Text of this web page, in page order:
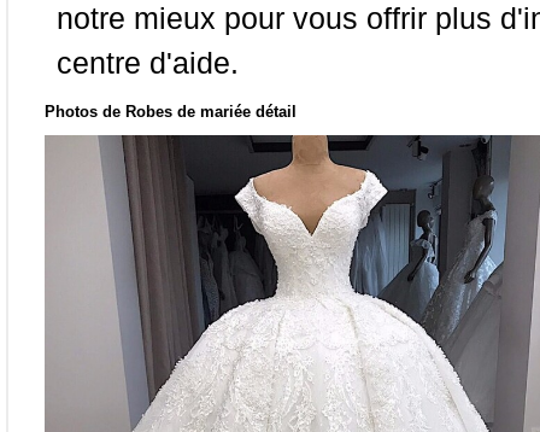
notre mieux pour vous offrir plus
centre d'aide.
Photos de Robes de mariée détail